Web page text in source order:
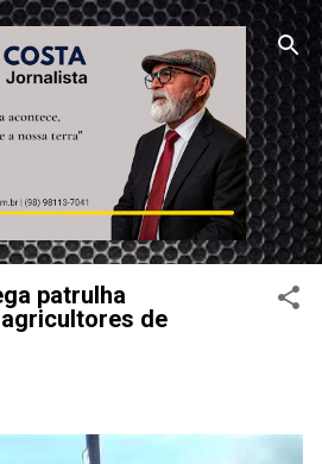
o conteúdo principal
patrulha
de